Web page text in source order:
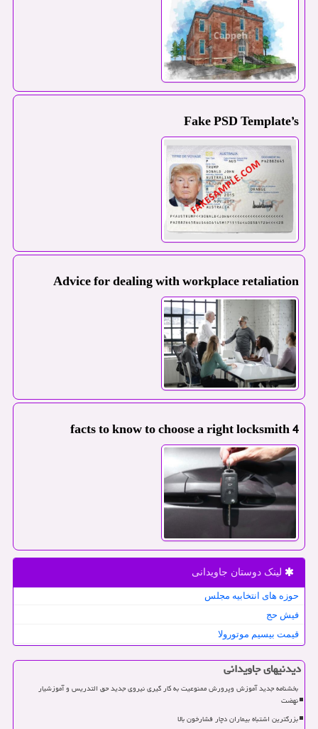
Fake PSD Template’s
Advice for dealing with workplace retaliation
4 facts to know to choose a right locksmith
لینک دوستان جاویدانی
حوزه های انتخابیه مجلس
فیش حج
قیمت بیسیم موتورولا
دیدنیهای جاویدانی
بخشنامه جدید آموزش وپرورش ممنوعیت به کار گیری نیروی جدید حق التدریس و آموزشیار
نهضت
بزرگترین اشتباه بیماران دچار فشارخون بالا